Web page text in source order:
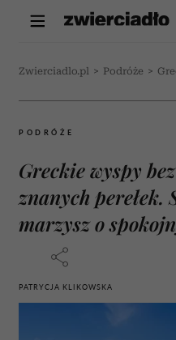
Zwierciadlo.pl > Podróże >
PODRÓŻE
Greckie wyspy
znanych perełek.
marzysz o
PATRYCJA KLIKOWSKA